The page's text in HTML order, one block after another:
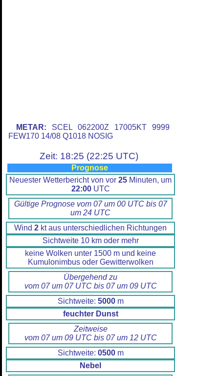
METAR: SCEL 062200Z 17005KT 9999
FEW170 14/08 Q1018 NOSIG
Zeit: 18:25 (22:25 UTC)
Prognose
Neuester Wetterbericht von vor 25 Minuten, um
22:00UTC
Gültige Prognose vom 07 um 00 UTC bis 07
um 24 UTC
Wind 2 kt aus unterschiedlichen Richtungen
Sichtweite 10 km oder mehr
keine Wolken unter 1500 m und keine
Kumulonimbus oder Gewitterwolken
Übergehend zu
vom 07 um 07 UTC bis 07 um 09 UTC
Sichtweite: 5000m
feuchter Dunst
Zeitweise
vom 07 um 09 UTC bis 07 um 12 UTC
Sichtweite: 0500m
Nebel